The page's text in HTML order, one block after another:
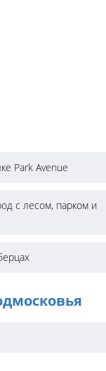
Park Avenue
с лесом, парком и